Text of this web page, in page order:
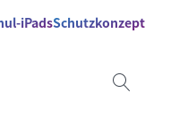
iPadsSchutzkonzept